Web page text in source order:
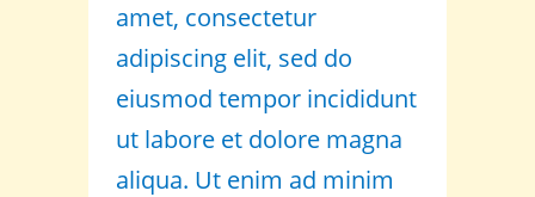
amet, consectetur
adipiscing elit, sed do
eiusmod tempor incididunt
ut labore et dolore magna
aliqua. Ut enim ad minim